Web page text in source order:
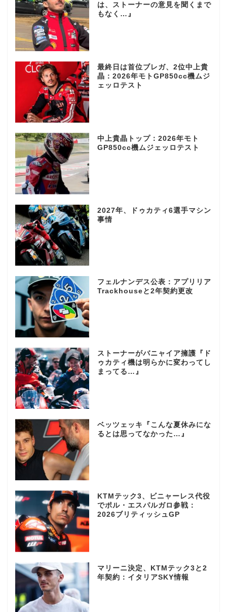
は、ストーナーの意見を聞くまで
もなく…』
最終日は首位ブレガ、2位中上貴
晶：2026年モトGP850cc機ムジ
ェッロテスト
中上貴晶トップ：2026年モト
GP850cc機ムジェッロテスト
2027年、ドゥカティ6選手マシン
事情
フェルナンデス公表：アプリリア
Trackhouseと2年契約更改
ストーナーがバニャイア擁護『ド
ゥカティ機は明らかに変わってし
まってる…』
ベッツェッキ『こんな夏休みにな
るとは思ってなかった…』
KTMテック3、ビニャーレス代役
でポル・エスパルガロ参戦：
2026ブリティッシュGP
マリーニ決定、KTMテック3と2
年契約：イタリアSKY情報